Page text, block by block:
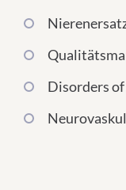
Disorders